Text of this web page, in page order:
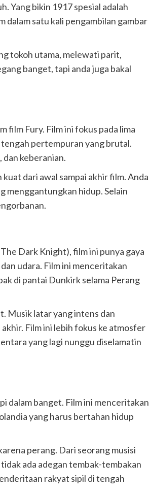
Yang bikin 1917 spesial adalah
satu kali pengambilan gambar
tokoh utama, melewati parit,
banget, tapi anda juga bakal
film Fury. Film ini fokus pada lima
pertempuran yang brutal.
dan keberanian.
dari awal sampai akhir film. Anda
menggantungkan hidup. Selain
Dark Knight), film ini punya gaya
udara. Film ini menceritakan
di pantai Dunkirk selama Perang
Musik latar yang intens dan
Film ini lebih fokus ke atmosfer
yang lagi nunggu diselamatin
dalam banget. Film ini menceritakan
yang harus bertahan hidup
perang. Dari seorang musisi
ada adegan tembak-tembakan
rakyat sipil di tengah